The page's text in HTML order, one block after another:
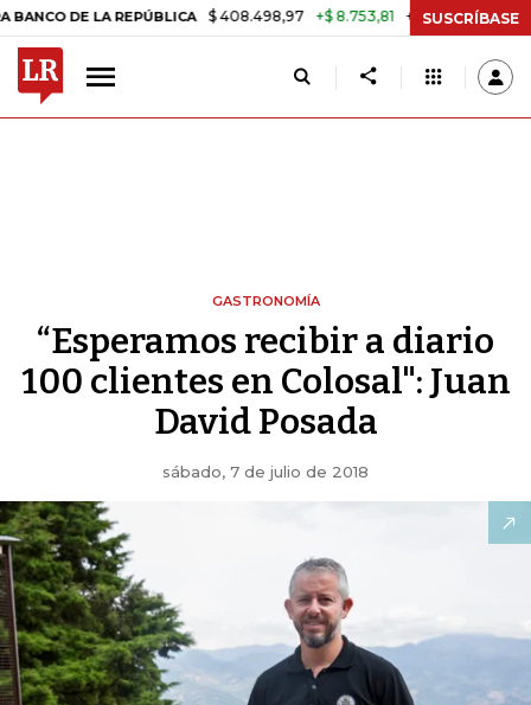
REPÚBLICA $ 408.498,97 +$ 8.753,81 +2,19% TASA DE USURA
SUSCRÍBASE
GASTRONOMÍA
“Esperamos recibir a diario
100 clientes en Colosal": Juan
David Posada
sábado, 7 de julio de 2018